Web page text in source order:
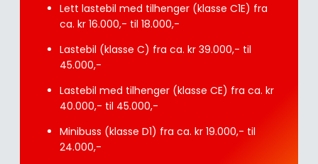
Lett lastebil med tilhenger (klasse C1E) fra
ca. kr 16.000,- til 18.000,-
Lastebil (klasse C) fra ca. kr 39.000,- til
45.000,-
Lastebil med tilhenger (klasse CE) fra ca. kr
40.000,- til 45.000,-
Minibuss (klasse D1) fra ca. kr 19.000,- til
24.000,-